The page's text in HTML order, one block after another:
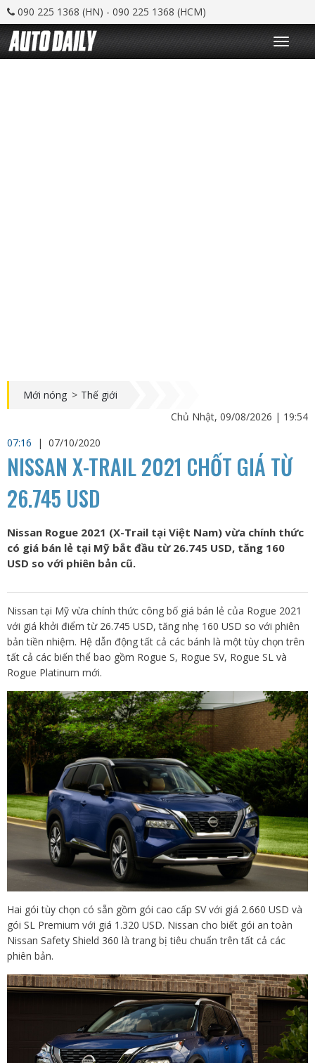
090 225 1368 (HN) - 090 225 1368 (HCM)
T
o
g
Mới nóng > Thế giới
Chủ Nhật, 09/08/2026 | 19:54
07:16
| 07/10/2020
NISSAN X-TRAIL 2021 CHỐT GIÁ TỪ
26.745 USD
Nissan Rogue 2021 (X-Trail tại Việt Nam) vừa chính thức
có giá bán lẻ tại Mỹ bắt đầu từ 26.745 USD, tăng 160
USD so với phiên bản cũ.
Nissan tại Mỹ vừa chính thức công bố giá bán lẻ của Rogue 2021
với giá khởi điểm từ 26.745 USD, tăng nhẹ 160 USD so với phiên
bản tiền nhiệm. Hệ dẫn động tất cả các bánh là một tùy chọn trên
tất cả các biến thể bao gồm Rogue S, Rogue SV, Rogue SL và
Rogue Platinum mới.
Hai gói tùy chọn có sẵn gồm gói cao cấp SV với giá 2.660 USD và
gói SL Premium với giá 1.320 USD. Nissan cho biết gói an toàn
Nissan Safety Shield 360 là trang bị tiêu chuẩn trên tất cả các
phiên bản.